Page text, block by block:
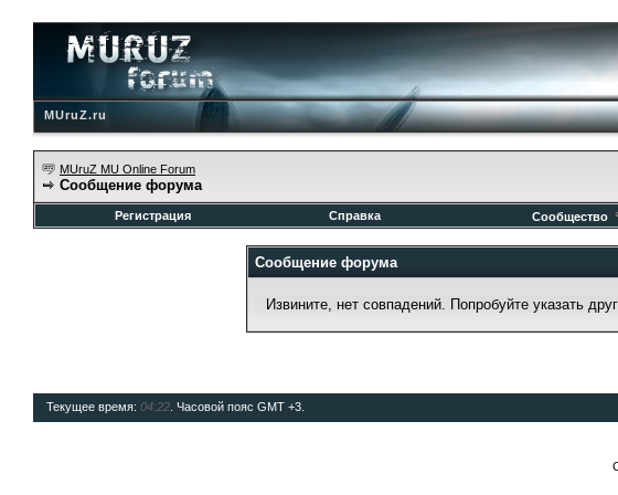
MUruZ.ru
MUruZ MU Online Forum
Сообщение форума
Регистрация
Справка Сообщество
Сообщение форума
Извините, нет совпадений. Попробуйте указать
Текущее время: 04:22 . Часовой пояс GMT +3.